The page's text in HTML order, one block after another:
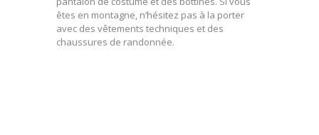
êtes en montagne, n’hésitez pas à la porter
avec des vêtements techniques et des
chaussures de randonnée.